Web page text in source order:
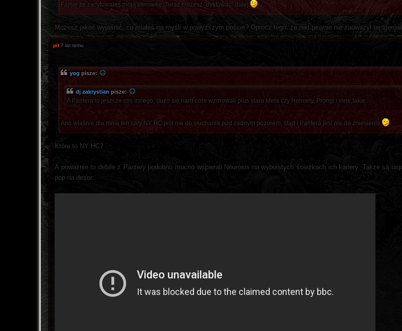
Fajnie że zacytowaleś moją literówkę. Teraz możesz "dyktować" dalej
Możesz jakoś wyjaśnić, co miałeś na myśli w powyższym poście? Oprócz tego, że nikt pewnie nie zauważył tej
pit 7 lat temu
yog pisze:
dj zakrystian pisze:
A Pantera to jeszcze cos innego, duzo sie hard core wzorowali plus stara Meta czy Helmety, Prongi i inne takie.
Ano właśnie dla mnie ten cały NY HC jest nie do słuchania pod żadnym pozorem, stąd i Pantera jest nie do zniesienia
Które to NY HC?
A poważnie to debile z Pantery podobno mocno wspierali Neurosis na wyboistych ścieżkach ich kariery. Także są
pop na deser: